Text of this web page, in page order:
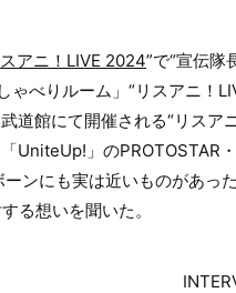
アニ！LIVE 2024”で“宣伝隊
べりルーム」“リスアニ！
館にて開催される“リスア
UniteUp!」のPROTOSTAR
ンにも実は近いものがあっ
る想いを聞いた。